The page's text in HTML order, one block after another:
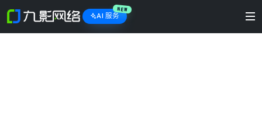
AI 服务
NEW